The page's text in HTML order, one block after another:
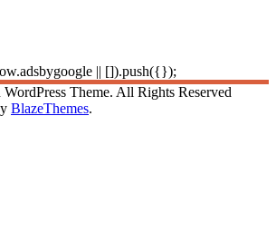
|| []).push({});
Theme. All Rights Reserved
BlazeThemes.